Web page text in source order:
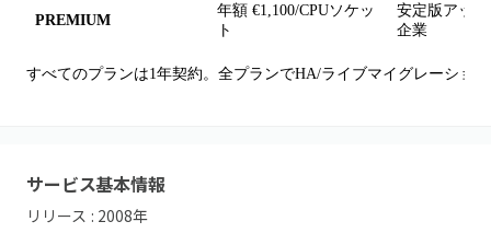
PREMIUM
年額 €1,100/CPUソケッ
ト
安定版アッ
企業
すべてのプランは1年契約。全プランでHA/ライブマイグレーショ
サービス基本情報
リリース : 2008年